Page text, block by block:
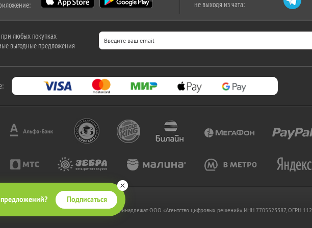
Подписаться
не выходя из чата:
любых покупках
выгодные предложения
Все права защищены.
знак "КупиКупон" и на сайт www.kupikupon.ru принадлежат OOO «Агентство цифровых решений» ИНН 7705523387, ОГРН